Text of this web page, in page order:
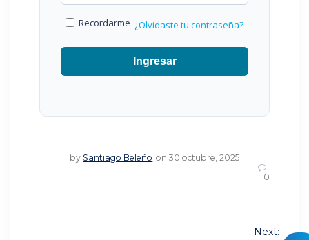
Recordarme ¿Olvidaste tu contraseña?
Ingresar
by Santiago Beleño on 30 octubre, 2025
0
Next: